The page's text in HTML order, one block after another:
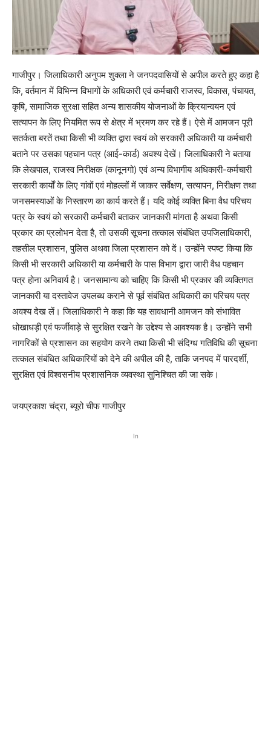
गाजीपुर। जिलाधिकारी अनुपम शुक्ला ने जनपदवासियों से अपील करते हुए कहा है
कि, वर्तमान में विभिन्न विभागों के अधिकारी एवं कर्मचारी राजस्व, विकास, पंचायत,
कृषि, सामाजिक सुरक्षा सहित अन्य शासकीय योजनाओं के क्रियान्वयन एवं
सत्यापन के लिए नियमित रूप से क्षेत्र में भ्रमण कर रहे हैं। ऐसे में आमजन पूरी
सतर्कता बरतें तथा किसी भी व्यक्ति द्वारा स्वयं को सरकारी अधिकारी या कर्मचारी
बताने पर उसका पहचान पत्र (आई-कार्ड) अवश्य देखें। जिलाधिकारी ने बताया
कि लेखपाल, राजस्व निरीक्षक (कानूनगो) एवं अन्य विभागीय अधिकारी-कर्मचारी
सरकारी कार्यों के लिए गांवों एवं मोहल्लों में जाकर सर्वेक्षण, सत्यापन, निरीक्षण तथा
जनसमस्याओं के निस्तारण का कार्य करते हैं। यदि कोई व्यक्ति बिना वैध परिचय
पत्र के स्वयं को सरकारी कर्मचारी बताकर जानकारी मांगता है अथवा किसी
प्रकार का प्रलोभन देता है, तो उसकी सूचना तत्काल संबंधित उपजिलाधिकारी,
तहसील प्रशासन, पुलिस अथवा जिला प्रशासन को दें। उन्होंने स्पष्ट किया कि
किसी भी सरकारी अधिकारी या कर्मचारी के पास विभाग द्वारा जारी वैध पहचान
पत्र होना अनिवार्य है। जनसामान्य को चाहिए कि किसी भी प्रकार की व्यक्तिगत
जानकारी या दस्तावेज उपलब्ध कराने से पूर्व संबंधित अधिकारी का परिचय पत्र
अवश्य देख लें। जिलाधिकारी ने कहा कि यह सावधानी आमजन को संभावित
धोखाधड़ी एवं फर्जीवाड़े से सुरक्षित रखने के उद्देश्य से आवश्यक है। उन्होंने सभी
नागरिकों से प्रशासन का सहयोग करने तथा किसी भी संदिग्ध गतिविधि की सूचना
तत्काल संबंधित अधिकारियों को देने की अपील की है, ताकि जनपद में पारदर्शी,
सुरक्षित एवं विश्वसनीय प्रशासनिक व्यवस्था सुनिश्चित की जा सके।
जयप्रकाश चंद्रा, ब्यूरो चीफ गाजीपुर
In